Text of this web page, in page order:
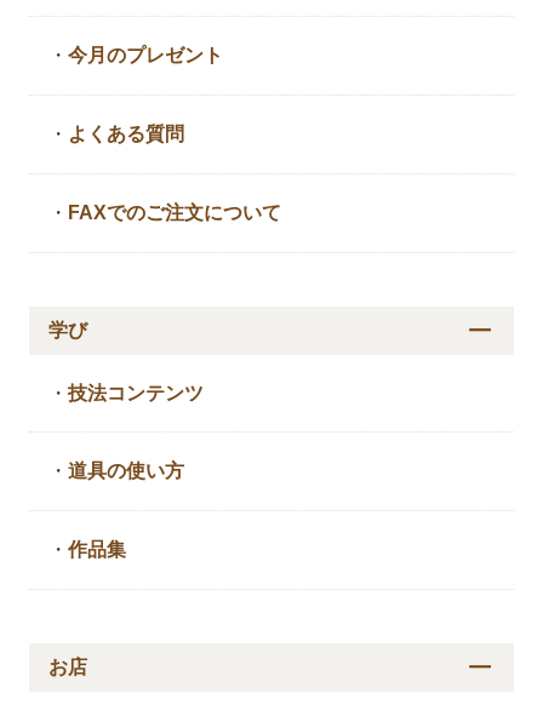
・今月のプレゼント
・ よくある質問
・ FAXでのご注文について
学び
・技法コンテンツ
・道具の使い方
・作品集
お店